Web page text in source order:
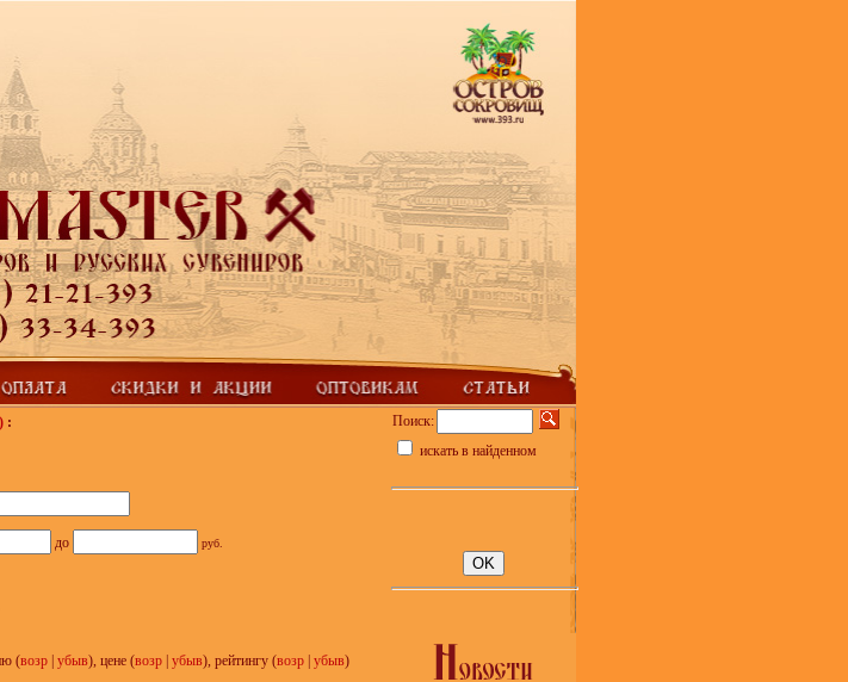
:
до руб.
(возр| убыв), цене (возр| убыв), рейтингу (возр| убыв)
Поиск:
искать в найденном